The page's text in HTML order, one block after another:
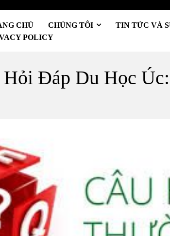
CHỦ CHÚNG TÔI TIN TỨC VÀ
POLICY
Hỏi Đáp Du Học